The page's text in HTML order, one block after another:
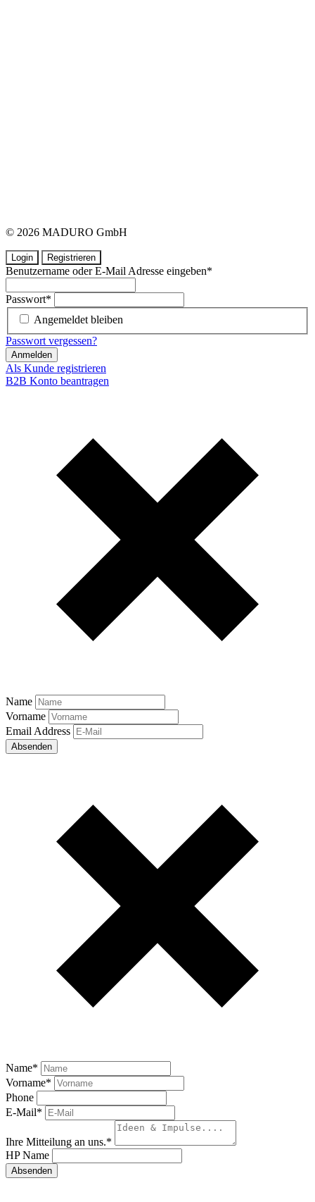
© 2026 MADURO GmbH
Login Registrieren
Benutzername oder E-Mail Adresse eingeben*
Passwort*
Angemeldet bleiben
Passwort vergessen?
Anmelden
Als Kunde registrieren
B2B Konto beantragen
Name
Vorname
Email Address
Name*
Vorname*
Phone
E-Mail*
Ihre Mitteilung an uns.*
HP Name
Absenden